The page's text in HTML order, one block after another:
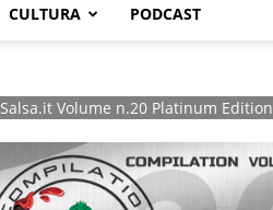
CULTURA PODCAST
Salsa.it Volume n.20 Platinum Edition